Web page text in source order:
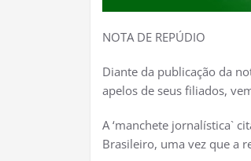
NOTA DE REPÚDIO
Diante da publicação da
apelos de seus filiados,
A ‘manchete jornalística`
Brasileiro, uma vez que a